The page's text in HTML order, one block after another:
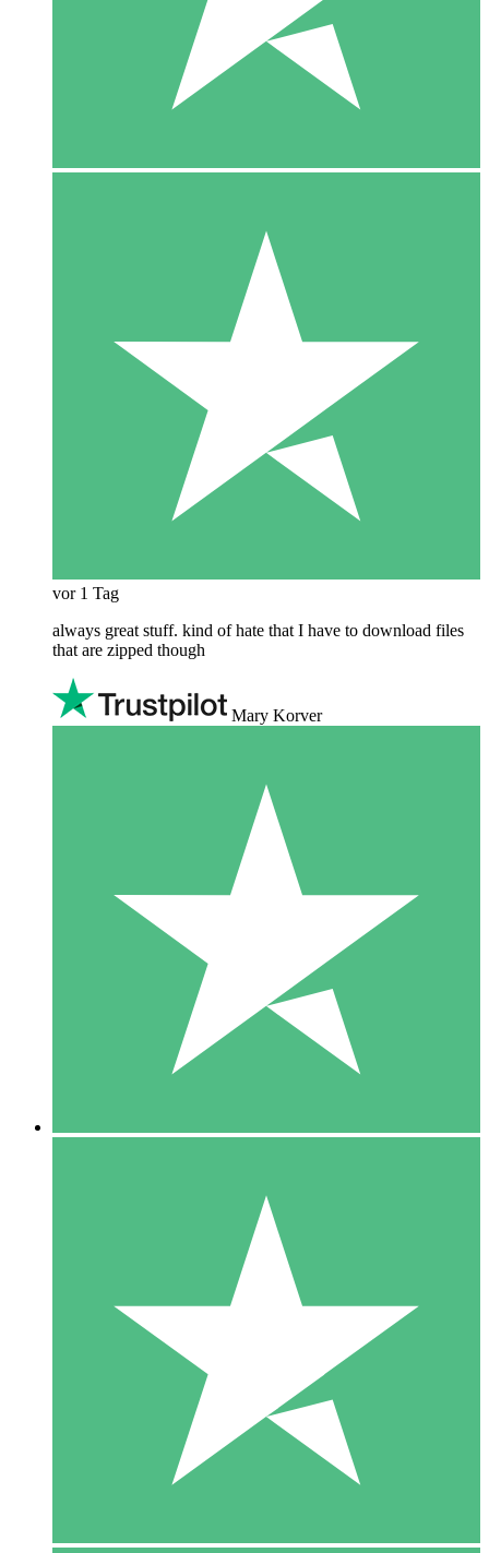
vor 1 Tag
always great stuff. kind of hate that I have to download files
that are zipped though
Mary Korver